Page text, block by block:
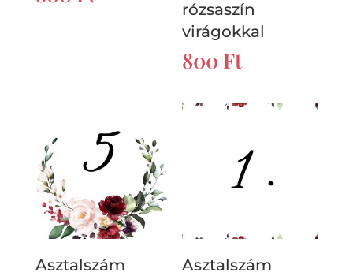
rózsaszín
virágokkal
800 Ft
Asztalszám
Asztalszám